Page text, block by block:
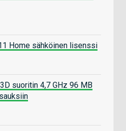
ohessa myös
kuulokkeet puoletaan
asiaansa.
Home sähköinen lisenssi
suoritin 4,7 GHz 96 MB